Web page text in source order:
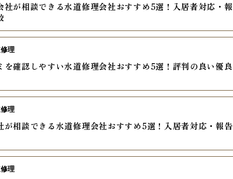
社が相談できる水道修理会社おすすめ5選！入居者対応・報
を確認しやすい水道修理会社おすすめ5選！評判の良い優良
理
が相談できる水道修理会社おすすめ5選！入居者対応・報告
理
理